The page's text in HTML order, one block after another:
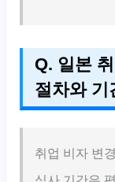
Q. 일본
절차와 기
취업 비자 변